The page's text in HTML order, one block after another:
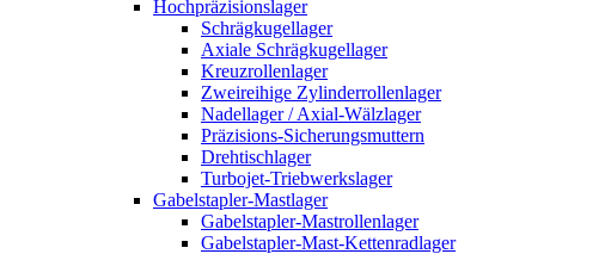
Hochpräzisionslager
Schrägkugellager
Axiale Schrägkugellager
Kreuzrollenlager
Zweireihige Zylinderrollenlager
Nadellager / Axial-Wälzlager
Präzisions-Sicherungsmuttern
Drehtischlager
Turbojet-Triebwerkslager
Gabelstapler-Mastlager
Gabelstapler-Mastrollenlager
Gabelstapler-Mast-Kettenradlager